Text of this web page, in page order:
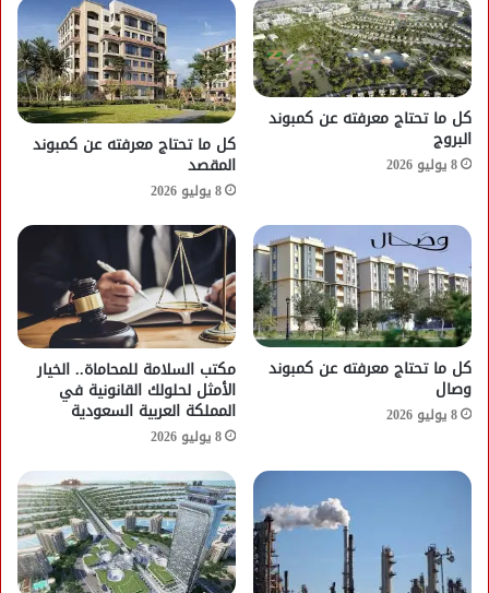
كل ما تحتاج معرفته عن كمبوند
البروج
8 يوليو 2026
كل ما تحتاج معرفته عن كمبوند
المقصد
8 يوليو 2026
كل ما تحتاج معرفته عن كمبوند
وصال
8 يوليو 2026
مكتب السلامة للمحاماة.. الخيار
الأمثل لحلولك القانونية في
المملكة العربية السعودية
8 يوليو 2026